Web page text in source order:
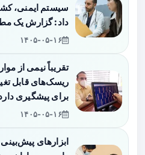
سیستم ایمنی،
داد: گزارش یک
۱۴۰۵-۰۵-۱۶
تقریباً نیمی از
ریسک‌های قابل
برای پیشگیری
۱۴۰۵-۰۵-۱۶
ابزارهای